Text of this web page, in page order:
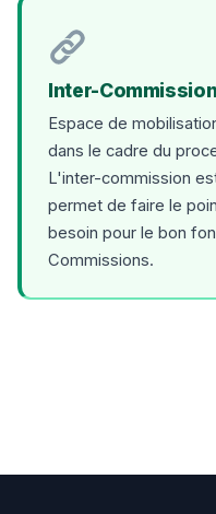
Inter-Commission
Espace de
dans le cadre du
L'inter-commission
permet de faire le
besoin pour le bon
Commissions.